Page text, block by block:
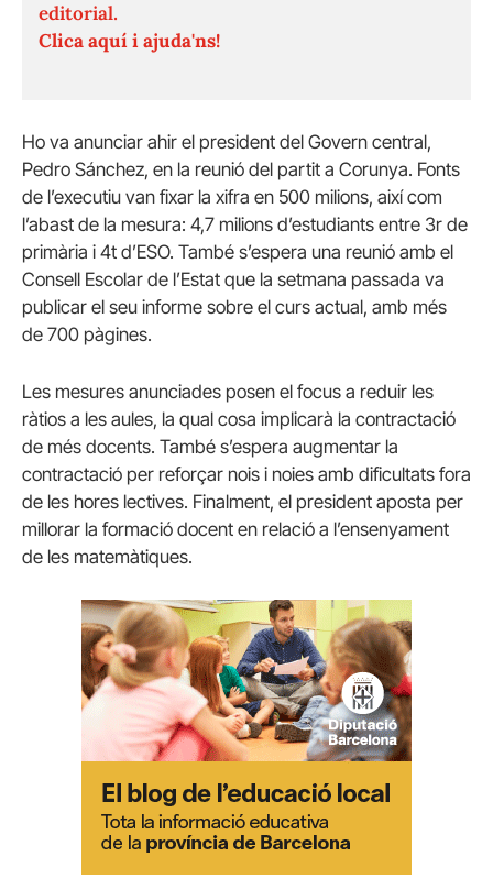
editorial.
Clica aquí i ajuda'ns!
Ho va anunciar ahir el president del Govern central,
Pedro Sánchez, en la reunió del partit a Corunya. Fonts
de l’executiu van fixar la xifra en 500 milions, així com
l’abast de la mesura: 4,7 milions d’estudiants entre 3r de
primària i 4t d’ESO. També s’espera una reunió amb el
Consell Escolar de l’Estat que la setmana passada va
publicar el seu informe sobre el curs actual, amb més
de 700 pàgines.
Les mesures anunciades posen el focus a reduir les
ràtios a les aules, la qual cosa implicarà la contractació
de més docents. També s’espera augmentar la
contractació per reforçar nois i noies amb dificultats fora
de les hores lectives. Finalment, el president aposta per
millorar la formació docent en relació a l’ensenyament
de les matemàtiques.